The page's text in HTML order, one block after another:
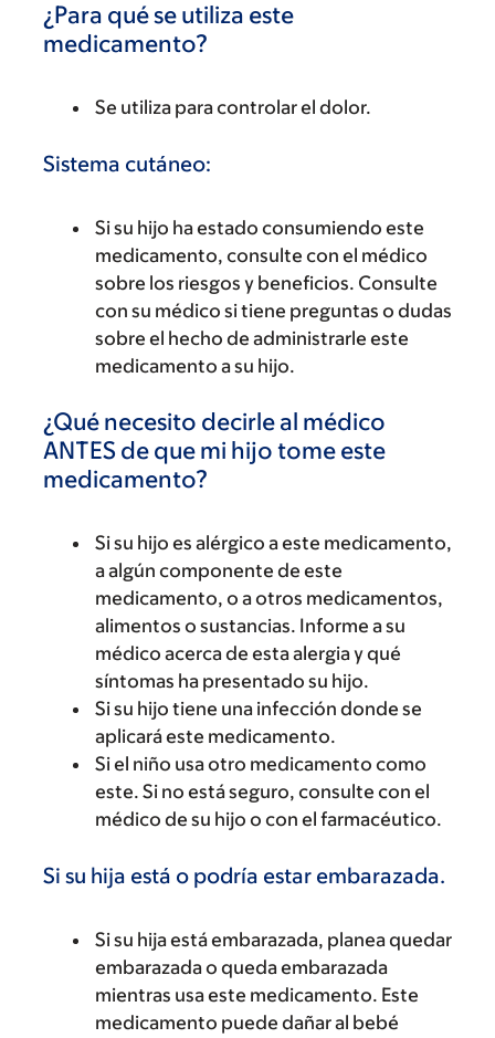
¿Para qué se utiliza este
medicamento?
Se utiliza para controlar el dolor.
Sistema cutáneo:
Si su hijo ha estado consumiendo este
medicamento, consulte con el médico
sobre los riesgos y beneficios. Consulte
con su médico si tiene preguntas o dudas
sobre el hecho de administrarle este
medicamento a su hijo.
¿Qué necesito decirle al médico
ANTES de que mi hijo tome este
medicamento?
Si su hijo es alérgico a este medicamento,
a algún componente de este
medicamento, o a otros medicamentos,
alimentos o sustancias. Informe a su
médico acerca de esta alergia y qué
síntomas ha presentado su hijo.
Si su hijo tiene una infección donde se
aplicará este medicamento.
Si el niño usa otro medicamento como
este. Si no está seguro, consulte con el
médico de su hijo o con el farmacéutico.
Si su hija está o podría estar embarazada.
Si su hija está embarazada, planea quedar
embarazada o queda embarazada
mientras usa este medicamento. Este
medicamento puede dañar al bebé